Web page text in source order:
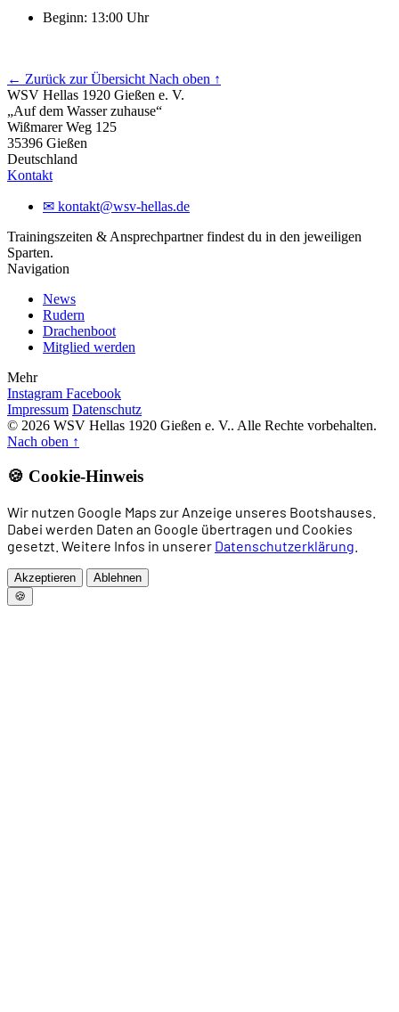
Beginn: 13:00 Uhr
← Zurück zur Übersicht Nach oben ↑
WSV Hellas 1920 Gießen e. V.
„Auf dem Wasser zuhause“
Wißmarer Weg 125
35396 Gießen
Deutschland
Kontakt
✉ kontakt@wsv-hellas.de
Trainingszeiten & Ansprechpartner findest du in den jeweiligen
Sparten.
Navigation
News
Rudern
Drachenboot
Mitglied werden
Mehr
Instagram Facebook
Impressum Datenschutz
© 2026 WSV Hellas 1920 Gießen e. V.. Alle Rechte vorbehalten.
Nach oben ↑
🍪 Cookie-Hinweis
Wir nutzen Google Maps zur Anzeige unseres Bootshauses.
Dabei werden Daten an Google übertragen und Cookies
gesetzt. Weitere Infos in unserer Datenschutzerklärung
Akzeptieren
Ablehnen
🍪